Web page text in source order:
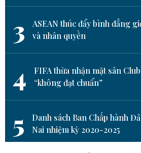
3
ASEAN thúc đẩy bình đẳng
và nhân quyền
4
FIFA thừa nhận mặt sân
“không đạt chuẩn”
5
Danh sách Ban Chấp hành
Nai nhiệm kỳ 2020-2025